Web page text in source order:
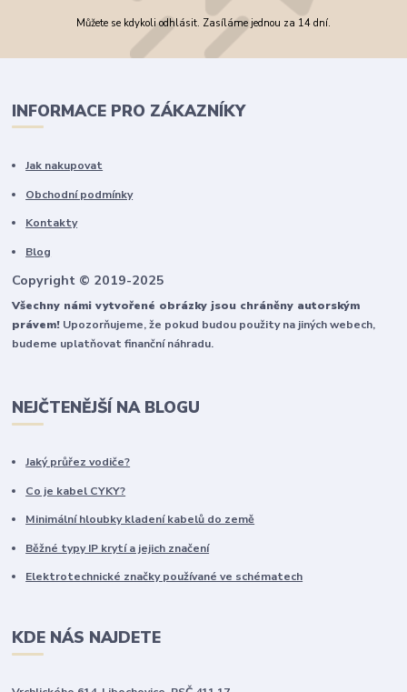
Můžete se kdykoli odhlásit. Zasíláme jednou za 14 dní.
INFORMACE PRO ZÁKAZNÍKY
Jak nakupovat
Obchodní podmínky
Kontakty
Blog
Copyright © 2019-2025
Všechny námi vytvořené obrázky jsou chráněny autorským
právem! Upozorňujeme, že pokud budou použity na jiných webech,
budeme uplatňovat finanční náhradu.
NEJČTENĚJŠÍ NA BLOGU
Jaký průřez vodiče?
Co je kabel CYKY?
Minimální hloubky kladení kabelů do země
Běžné typy IP krytí a jejich značení
Elektrotechnické značky používané ve schématech
KDE NÁS NAJDETE